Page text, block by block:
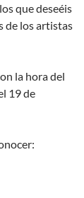
que deseéis
de los artistas
la hora del
19 de